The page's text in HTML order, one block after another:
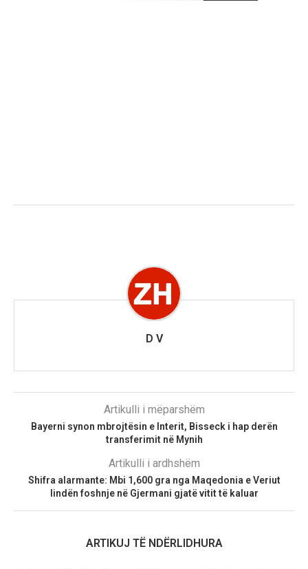
D V
Artikulli i mëparshëm
Bayerni synon mbrojtësin e Interit, Bisseck i hap derën
transferimit në Mynih
Artikulli i ardhshëm
Shifra alarmante: Mbi 1,600 gra nga Maqedonia e Veriut
lindën foshnje në Gjermani gjatë vitit të kaluar
ARTIKUJ TË NDËRLIDHURA